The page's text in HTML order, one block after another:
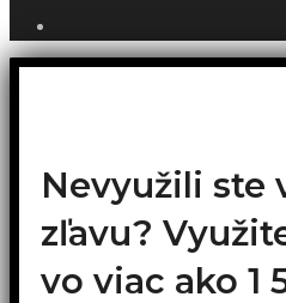
Nevyužili ste
zľavu?
vo viac ako 1